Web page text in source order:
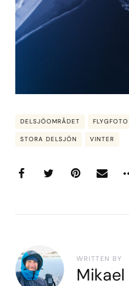
DELSJÖOMRÅDET FLYGFOTO
STORA DELSJÖN VINTER
WRITTEN BY